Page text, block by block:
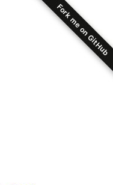
Fork me on GitHub